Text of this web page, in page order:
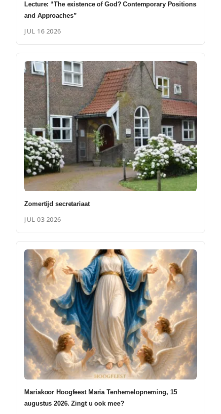
Lecture: “The existence of God? Contemporary Positions
and Approaches”
JUL 16 2026
Zomertijd secretariaat
JUL 03 2026
Mariakoor Hoogfeest Maria Tenhemelopneming, 15
augustus 2026. Zingt u ook mee?